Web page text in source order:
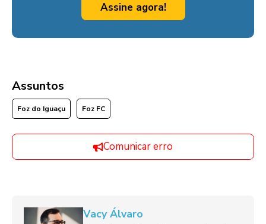
Assine agora!
Assuntos
Foz do Iguaçu Foz FC
Comunicar erro
Vacy Álvaro